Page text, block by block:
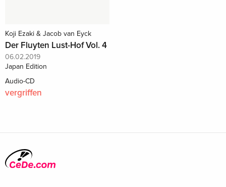
Koji Ezaki & Jacob van Eyck
Der Fluyten Lust-Hof Vol. 4
06.02.2019
Japan Edition
Audio-CD
vergriffen